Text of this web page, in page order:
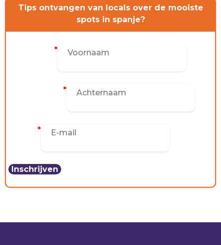
Tips ontvangen van locals over de mooiste
spots in spanje?
*
*
*